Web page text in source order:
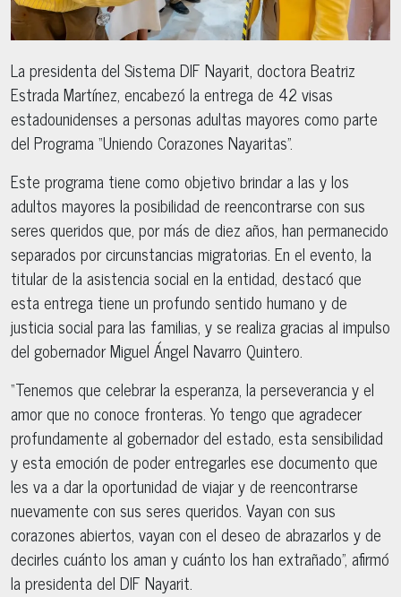
La presidenta del Sistema DIF Nayarit, doctora Beatriz
Estrada Martínez, encabezó la entrega de 42 visas
estadounidenses a personas adultas mayores como parte
del Programa “Uniendo Corazones Nayaritas”.
Este programa tiene como objetivo brindar a las y los
adultos mayores la posibilidad de reencontrarse con sus
seres queridos que, por más de diez años, han permanecido
separados por circunstancias migratorias. En el evento, la
titular de la asistencia social en la entidad, destacó que
esta entrega tiene un profundo sentido humano y de
justicia social para las familias, y se realiza gracias al impulso
del gobernador Miguel Ángel Navarro Quintero.
“Tenemos que celebrar la esperanza, la perseverancia y el
amor que no conoce fronteras. Yo tengo que agradecer
profundamente al gobernador del estado, esta sensibilidad
y esta emoción de poder entregarles ese documento que
les va a dar la oportunidad de viajar y de reencontrarse
nuevamente con sus seres queridos. Vayan con sus
corazones abiertos, vayan con el deseo de abrazarlos y de
decirles cuánto los aman y cuánto los han extrañado”, afirmó
la presidenta del DIF Nayarit.